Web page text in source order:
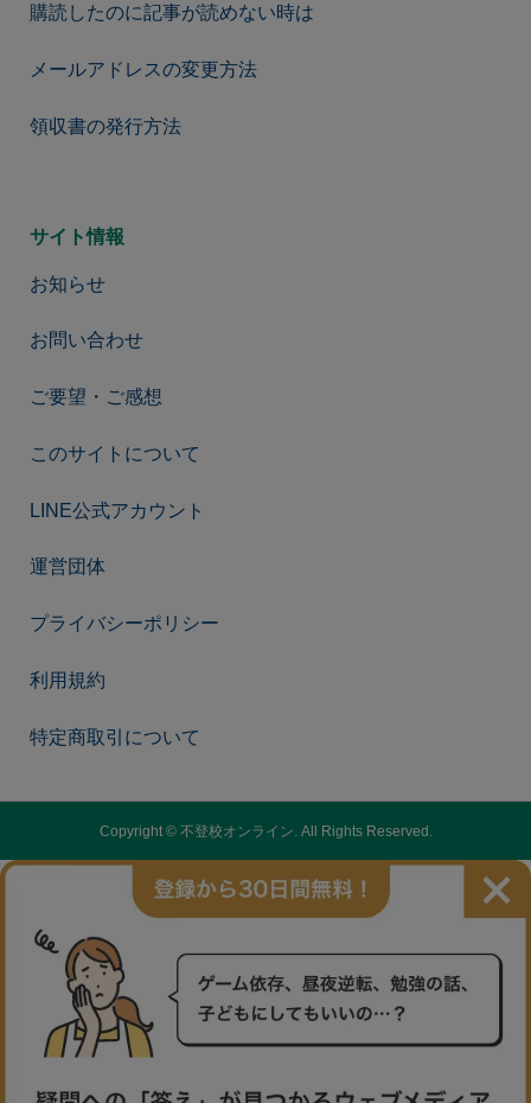
購読したのに記事が読めない時は
メールアドレスの変更方法
領収書の発行方法
サイト情報
お知らせ
お問い合わせ
ご要望・ご感想
このサイトについて
LINE公式アカウント
運営団体
プライバシーポリシー
利用規約
特定商取引について
Copyright ©不登校オンライン. All Rights Reserved.